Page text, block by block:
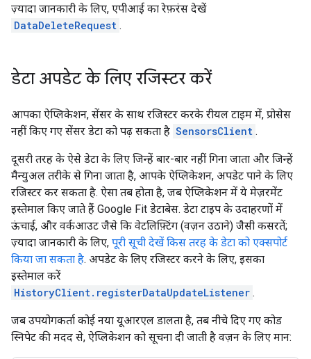
ज़्यादा जानकारी के लिए, एपीआई का रेफ़रंस देखें
DataDeleteRequest .
डेटा अपडेट के लिए रजिस्टर करें
आपका ऐप्लिकेशन, सेंसर के साथ रजिस्टर करके रीयल टाइम में, प्रोसेस
नहीं किए गए सेंसर डेटा को पढ़ सकता है SensorsClient .
दूसरी तरह के ऐसे डेटा के लिए जिन्हें बार-बार नहीं गिना जाता और जिन्हें
मैन्युअल तरीके से गिना जाता है, आपके ऐप्लिकेशन, अपडेट पाने के लिए
रजिस्टर कर सकता है. ऐसा तब होता है, जब ऐप्लिकेशन में ये मेज़रमेंट
इस्तेमाल किए जाते हैं Google Fit डेटाबेस. डेटा टाइप के उदाहरणों में
ऊंचाई, और वर्कआउट जैसे कि वेटलिफ़्टिंग (वज़न उठाने) जैसी कसरतें;
ज़्यादा जानकारी के लिए, पूरी सूची देखें किस तरह के डेटा को एक्सपोर्ट
किया जा सकता है. अपडेट के लिए रजिस्टर करने के लिए, इसका
इस्तेमाल करें
HistoryClient.registerDataUpdateListener .
जब उपयोगकर्ता कोई नया यूआरएल डालता है, तब नीचे दिए गए कोड
स्निपेट की मदद से, ऐप्लिकेशन को सूचना दी जाती है वज़न के लिए मान: